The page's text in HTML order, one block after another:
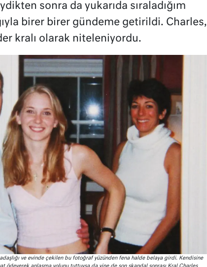
sonra da yukarıda sıraladığım
birer birer gündeme getirildi. Charles,
kralı olarak niteleniyordu.
ve evinde çekilen bu fotoğraf yüzünden fena halde belaya girdi. Kendisine
ödeyerek anlaşma yolunu tuttuysa da yine de son skandal sonrası Kral Charles